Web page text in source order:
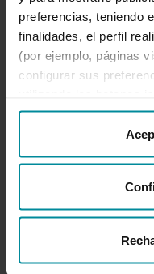
preferencias, teniendo
finalidades, el perfil
(por ejemplo, páginas
configurar sus
“Detalles”. También
como cambiar el
desde nuestraPolítica
We can help you
Complaints and
Branches and ATMs
Unlock online
Featured
Corporate